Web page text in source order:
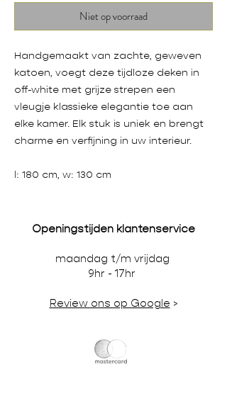
Niet op voorraad
Handgemaakt van zachte, geweven
katoen, voegt deze tijdloze deken in
off-white met grijze strepen een
vleugje klassieke elegantie toe aan
elke kamer. Elk stuk is uniek en brengt
charme en verfijning in uw interieur.
l: 180 cm, w: 130 cm
Openingstijden klantenservice
maandag t/m vrijdag
9hr - 17hr
Review ons op Google >